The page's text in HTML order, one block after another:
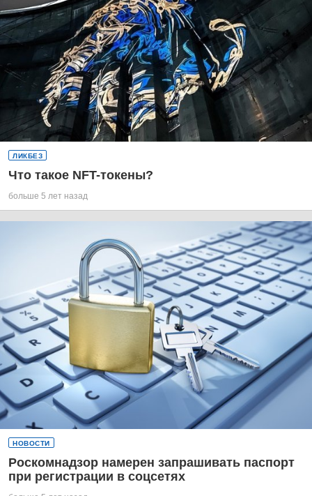
ЛИКБЕЗ
Что такое NFT-токены?
больше 5 лет назад
НОВОСТИ
Роскомнадзор намерен запрашивать паспорт
при регистрации в соцсетях